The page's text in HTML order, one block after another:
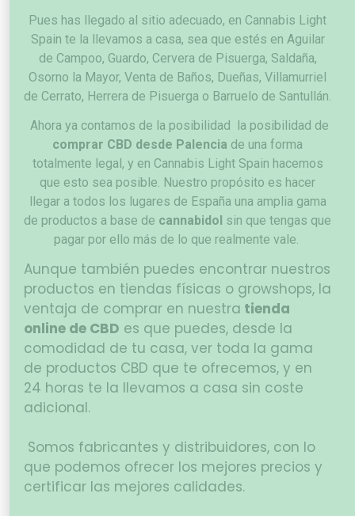
Pues has llegado al sitio adecuado, en Cannabis Light
Spain te la llevamos a casa, sea que estés en Aguilar
de Campoo, Guardo, Cervera de Pisuerga, Saldaña,
Osorno la Mayor, Venta de Baños, Dueñas, Villamurriel
de Cerrato, Herrera de Pisuerga o Barruelo de Santullán.
Ahora ya contamos de la posibilidad la posibilidad de
comprar CBD desde Palencia de una forma
totalmente legal, y en Cannabis Light Spain hacemos
que esto sea posible. Nuestro propósito es hacer
llegar a todos los lugares de España una amplia gama
de productos a base de cannabidol sin que tengas que
pagar por ello más de lo que realmente vale.
Aunque también puedes encontrar nuestros
productos en tiendas físicas o growshops, la
ventaja de comprar en nuestra tienda
online de CBD es que puedes, desde la
comodidad de tu casa, ver toda la gama
de productos CBD que te ofrecemos, y en
24 horas te la llevamos a casa sin coste
adicional.
Somos fabricantes y distribuidores, con lo
que podemos ofrecer los mejores precios y
certificar las mejores calidades.